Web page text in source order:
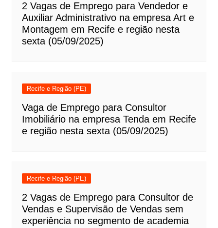
2 Vagas de Emprego para Vendedor e
Auxiliar Administrativo na empresa Art e
Montagem em Recife e região nesta
sexta (05/09/2025)
Recife e Região (PE)
Vaga de Emprego para Consultor
Imobiliário na empresa Tenda em Recife
e região nesta sexta (05/09/2025)
Recife e Região (PE)
2 Vagas de Emprego para Consultor de
Vendas e Supervisão de Vendas sem
experiência no segmento de academia